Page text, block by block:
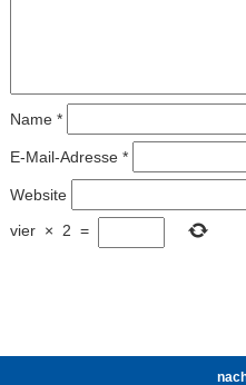
Name *
E-Mail-Adresse *
Website
vier × 2 =